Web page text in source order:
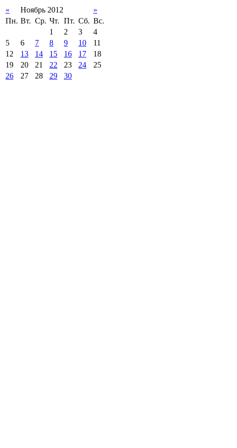
« Ноябрь 2012
»
Пн. Вт. Ср. Чт. Пт. Сб. Вс.
1
2 3
4
5
6 7 8 9 10
11
12
13 14 15 16 17
18
19
20 21 22 23 24
25
26
27 28 29 30